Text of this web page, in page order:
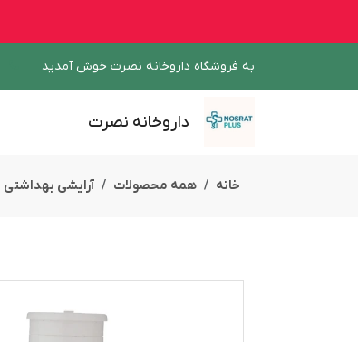
به فروشگاه داروخانه نصرت خوش آمدید
داروخانه نصرت
خانه همه محصولات آرایشی بهداشتی